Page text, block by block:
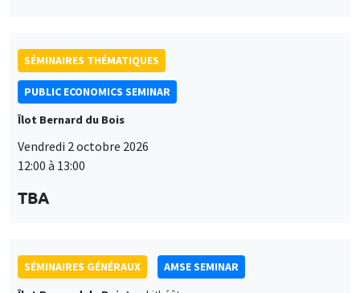
SÉMINAIRES THÉMATIQUES
PUBLIC ECONOMICS SEMINAR
Îlot Bernard du Bois
Vendredi 2 octobre 2026
12:00 à 13:00
TBA
SÉMINAIRES GÉNÉRAUX
AMSE SEMINAR